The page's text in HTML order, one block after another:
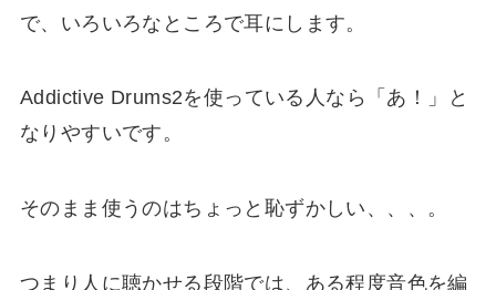
で、いろいろなところで耳にします。
Addictive Drums2を使っている人なら「あ！」と
なりやすいです。
そのまま使うのはちょっと恥ずかしい、、、。
つまり人に聴かせる段階では、ある程度音色を編